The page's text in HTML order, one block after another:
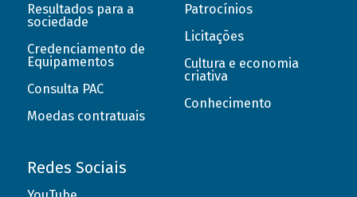
Resultados para a
sociedade
Credenciamento de
Equipamentos
Consulta PAC
Moedas contratuais
Patrocínios
Licitações
Cultura e economia
criativa
Conhecimento
Redes Sociais